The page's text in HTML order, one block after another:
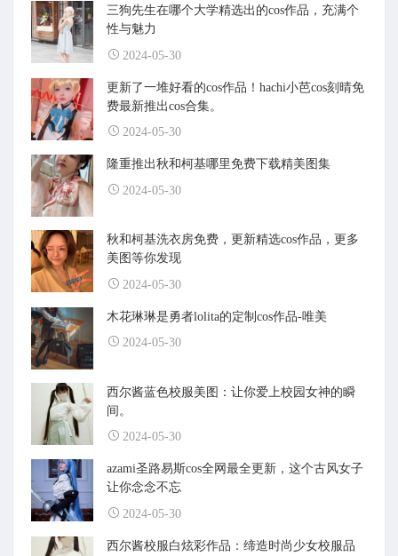
三狗先生在哪个大学精选出的cos作品，充满个
性与魅力
2024-05-30
更新了一堆好看的cos作品！hachi小芭cos刻晴免
费最新推出cos合集。
2024-05-30
隆重推出秋和柯基哪里免费下载精美图集
2024-05-30
秋和柯基洗衣房免费，更新精选cos作品，更多
美图等你发现
2024-05-30
木花琳琳是勇者lolita的定制cos作品-唯美
2024-05-30
西尔酱蓝色校服美图：让你爱上校园女神的瞬
间。
2024-05-30
azami圣路易斯cos全网最全更新，这个古风女子
让你念念不忘
2024-05-30
西尔酱校服白炫彩作品：缔造时尚少女校服品